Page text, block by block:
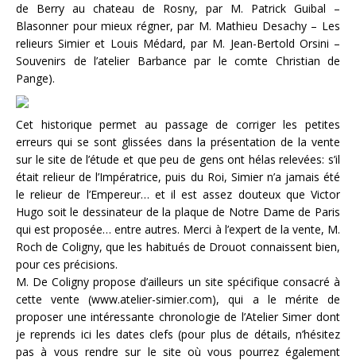
de Berry au chateau de Rosny, par M. Patrick Guibal –
Blasonner pour mieux régner, par M. Mathieu Desachy – Les
relieurs Simier et Louis Médard, par M. Jean-Bertold Orsini –
Souvenirs de l’atelier Barbance par le comte Christian de
Pange).
Cet historique permet au passage de corriger les petites
erreurs qui se sont glissées dans la présentation de la vente
sur le site de l’étude et que peu de gens ont hélas relevées: s’il
était relieur de l’Impératrice, puis du Roi, Simier n’a jamais été
le relieur de l’Empereur… et il est assez douteux que Victor
Hugo soit le dessinateur de la plaque de Notre Dame de Paris
qui est proposée… entre autres. Merci à l’expert de la vente, M.
Roch de Coligny, que les habitués de Drouot connaissent bien,
pour ces précisions.
M. De Coligny propose d’ailleurs un site spécifique consacré à
cette vente (www.atelier-simier.com), qui a le mérite de
proposer une intéressante chronologie de l’Atelier Simer dont
je reprends ici les dates clefs (pour plus de détails, n’hésitez
pas à vous rendre sur le site où vous pourrez également